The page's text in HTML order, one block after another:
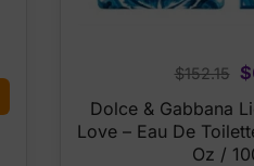
$152.15 $
Dolce & Gabbana
Love – Eau De
Oz /